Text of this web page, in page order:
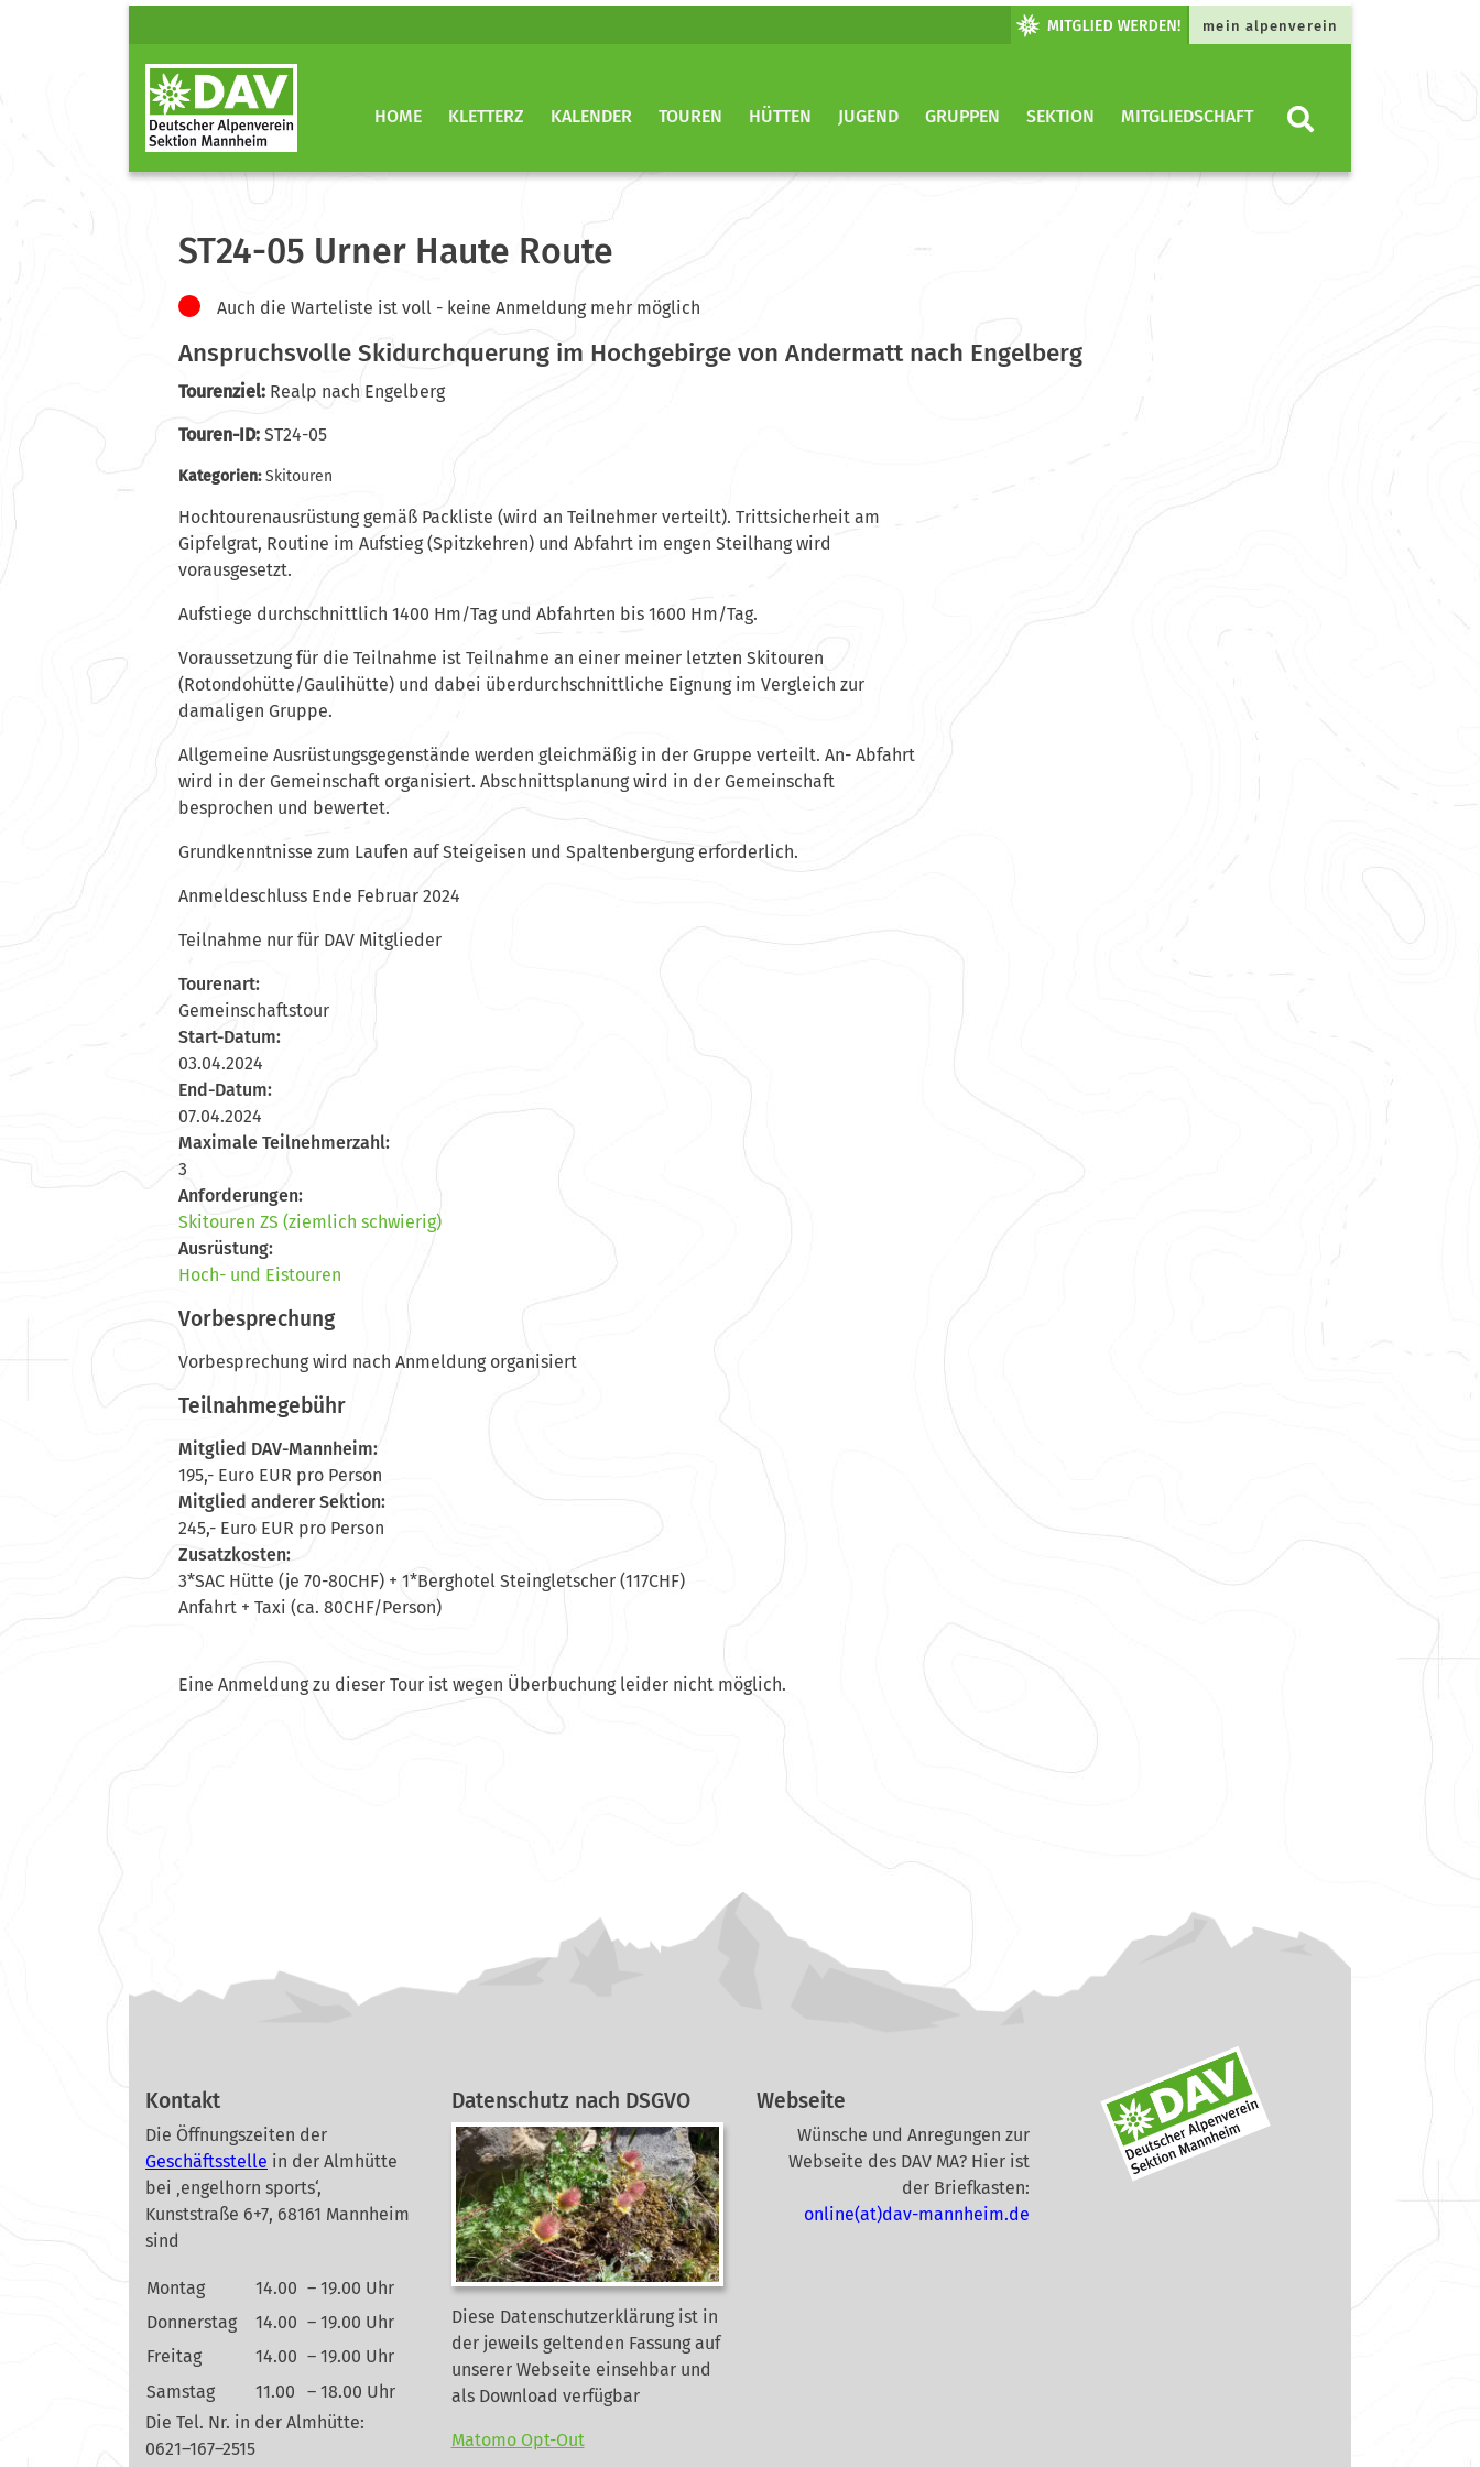
mein alpenverein
HOME KLETTERZ KALENDER TOUREN HÜTTEN JUGEND GRUPPEN SEKTION MITGLIEDSCHAFT
ST24-05 Urner Haute Route
Auch die Warteliste ist voll - keine Anmeldung mehr möglich
Anspruchsvolle Skidurchquerung im Hochgebirge von Andermatt nach Engelberg
Tourenziel: Realp nach Engelberg
Touren-ID: ST24-05
Kategorien:Skitouren
Hochtourenausrüstung gemäß Packliste (wird an Teilnehmer verteilt). Trittsicherheit am
Gipfelgrat, Routine im Aufstieg (Spitzkehren) und Abfahrt im engen Steilhang wird
vorausgesetzt.
Aufstiege durchschnittlich 1400 Hm/Tag und Abfahrten bis 1600 Hm/Tag.
Voraussetzung für die Teilnahme ist Teilnahme an einer meiner letzten Skitouren
(Rotondohütte/Gaulihütte) und dabei überdurchschnittliche Eignung im Vergleich zur
damaligen Gruppe.
Allgemeine Ausrüstungsgegenstände werden gleichmäßig in der Gruppe verteilt. An- Abfahrt
wird in der Gemeinschaft organisiert. Abschnittsplanung wird in der Gemeinschaft
besprochen und bewertet.
Grundkenntnisse zum Laufen auf Steigeisen und Spaltenbergung erforderlich.
Anmeldeschluss Ende Februar 2024
Teilnahme nur für DAV Mitglieder
Tourenart:
Gemeinschaftstour
Start-Datum:
03.04.2024
End-Datum:
07.04.2024
Maximale Teilnehmerzahl:
3
Anforderungen:
Skitouren ZS (ziemlich schwierig)
Ausrüstung:
Hoch- und Eistouren
Vorbesprechung
Vorbesprechung wird nach Anmeldung organisiert
Teilnahmegebühr
Mitglied DAV-Mannheim:
195,- Euro EUR pro Person
Mitglied anderer Sektion:
245,- Euro EUR pro Person
Zusatzkosten:
3*SAC Hütte (je 70-80CHF) + 1*Berghotel Steingletscher (117CHF)
Anfahrt + Taxi (ca. 80CHF/Person)
Eine Anmeldung zu dieser Tour ist wegen Überbuchung leider nicht möglich.
Kontakt
Die Öffnungszeiten der
Geschäftsstelle in der Almhütte
bei ‚engelhorn sports‘,
Kunststraße 6+7, 68161 Mannheim
sind
Montag 14.00 – 19.00 Uhr
Donnerstag
14.00 – 19.00 Uhr
Freitag
14.00 – 19.00 Uhr
Samstag
11.00
– 18.00 Uhr
Die Tel. Nr. in der Almhütte:
0621–167–2515
Datenschutz nach DSGVO
Diese Datenschutzerklärung ist in
der jeweils geltenden Fassung auf
unserer Webseite einsehbar und
als Download verfügbar
Matomo Opt-Out
Webseite
Wünsche und Anregungen zur
Webseite des DAV MA? Hier ist
der Briefkasten:
online(at)dav-mannheim.de